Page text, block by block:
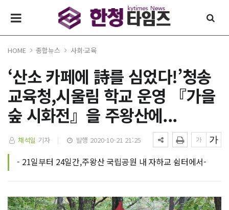
HOME 종합뉴스 사회·교육
‘산소 카페에 詩를 심었다!’청송
교육청,시울림 학교 운영 『가을
숲 시화전』을 주왕산에...
채석일 기자 발행 2020-10-21 21:25
- 21일부터 24일간,주왕산 국립공원 내 자하교 쉼터에서-